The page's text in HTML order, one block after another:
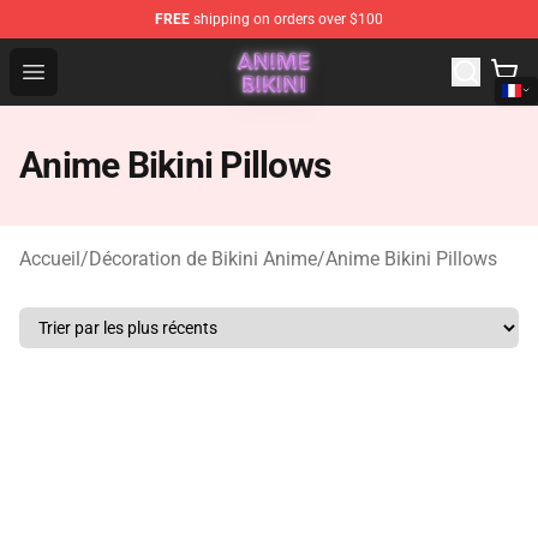
FREE shipping on orders over $100
Open menu
Anime Bikini Shop - The Best Store of Anime Bikini
Anime Bikini Pillows
Accueil/Décoration de Bikini Anime/Anime Bikini Pillows